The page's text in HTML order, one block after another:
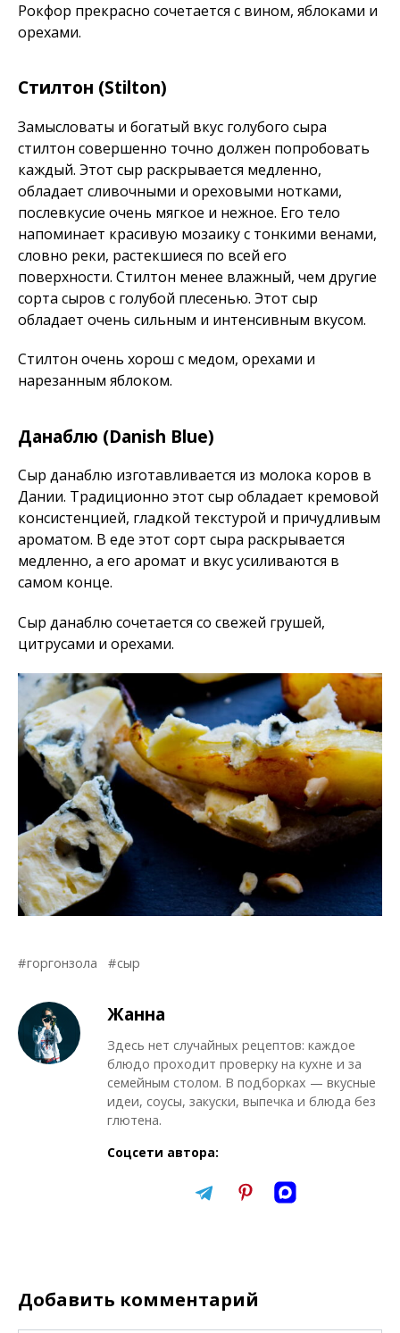
Рокфор прекрасно сочетается с вином, яблоками и
орехами.
Стилтон (Stilton)
Замысловаты и богатый вкус голубого сыра
стилтон совершенно точно должен попробовать
каждый. Этот сыр раскрывается медленно,
обладает сливочными и ореховыми нотками,
послевкусие очень мягкое и нежное. Его тело
напоминает красивую мозаику с тонкими венами,
словно реки, растекшиеся по всей его
поверхности. Стилтон менее влажный, чем другие
сорта сыров с голубой плесенью. Этот сыр
обладает очень сильным и интенсивным вкусом.
Стилтон очень хорош с медом, орехами и
нарезанным яблоком.
Данаблю (Danish Blue)
Сыр данаблю изготавливается из молока коров в
Дании. Традиционно этот сыр обладает кремовой
консистенцией, гладкой текстурой и причудливым
ароматом. В еде этот сорт сыра раскрывается
медленно, а его аромат и вкус усиливаются в
самом конце.
Сыр данаблю сочетается со свежей грушей,
цитрусами и орехами.
горгонзола сыр
Жанна
Здесь нет случайных рецептов: каждое
блюдо проходит проверку на кухне и за
семейным столом. В подборках — вкусные
идеи, соусы, закуски, выпечка и блюда без
глютена.
Соцсети автора:
Добавить комментарий